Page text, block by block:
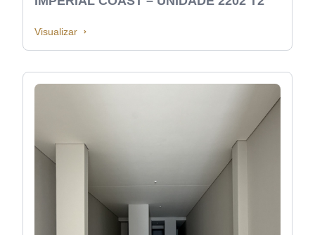
Visualizar